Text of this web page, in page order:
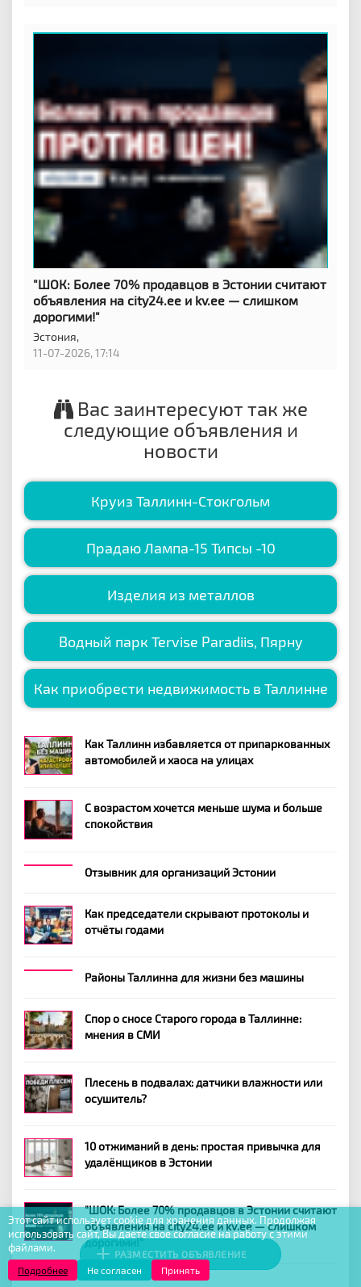
"ШОК: Более 70% продавцов в Эстонии считают
объявления на city24.ee и kv.ee — слишком
дорогими!"
Эстония,
11-07-2026, 17:14
Вас заинтересуют так же
следующие объявления и
новости
Круиз Таллинн-Стокгольм
Прадаю Лампа-15 Типсы -10
Изделия из металлов
Водный парк Tervise Paradiis, Пярну
Как приобрести недвижимость в Таллинне
Как Таллинн избавляется от припаркованных
автомобилей и хаоса на улицах
С возрастом хочется меньше шума и больше
спокойствия
Отзывник для организаций Эстонии
Как председатели скрывают протоколы и
отчёты годами
Районы Таллинна для жизни без машины
Спор о сносе Старого города в Таллинне:
мнения в СМИ
Плесень в подвалах: датчики влажности или
осушитель?
10 отжиманий в день: простая привычка для
удалёнщиков в Эстонии
"ШОК: Более 70% продавцов в Эстонии считают
объявления на city24.ee и kv.ee — слишком
дорогими!"
РАЗМЕСТИТЬ ОБЪЯВЛЕНИЕ
Этот сайт использует cookie для хранения данных. Продолжая
использовать сайт, Вы даете свое согласие на работу с этими
файлами.
Подробнее Не согласен Принять